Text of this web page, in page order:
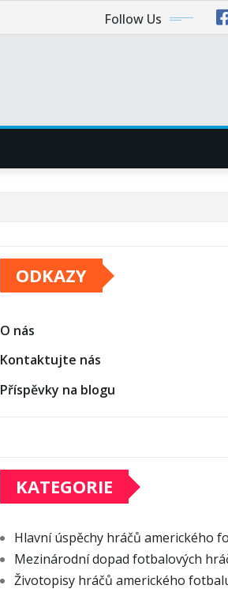
Follow Us
ODKAZY
O nás
Kontaktujte nás
Příspěvky na blogu
KATEGORIE
Hlavní úspěchy hráčů amerického
Mezinárodní dopad fotbalových
Životopisy hráčů amerického